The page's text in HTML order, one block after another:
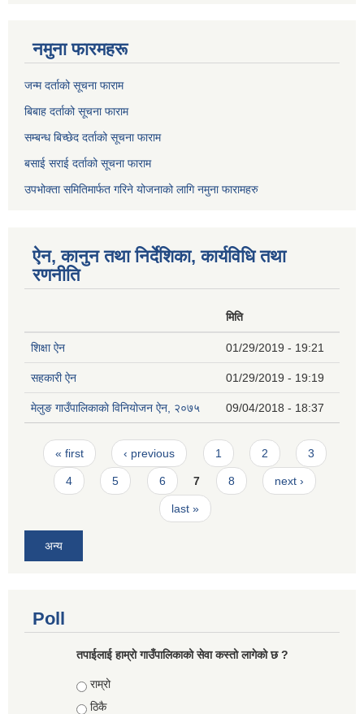
नमुना फारमहरू
जन्म दर्ताको सूचना फाराम
बिबाह दर्ताको सूचना फाराम
सम्बन्ध बिच्छेद दर्ताको सूचना फाराम
बसाई सराई दर्ताको सूचना फाराम
उपभोक्ता समितिमार्फत गरिने योजनाको लागि नमुना फारामहरु
ऐन, कानुन तथा निर्देशिका, कार्यविधि तथा
रणनीति
मिति
शिक्षा ऐन 01/29/2019 - 19:21
सहकारी ऐन 01/29/2019 - 19:19
मेलुङ गाउँपालिकाकाे विनियोजन ऐन, २०७५ 09/04/2018 - 18:37
Pages
« first ‹ previous 1 2 3
4 5 6 7 8 next ›
last »
अन्य
Poll
तपाईलाई हाम्राे गाउँपालिकाको सेवा कस्तो लागेको छ ?
Choices
राम्रो
ठिकै